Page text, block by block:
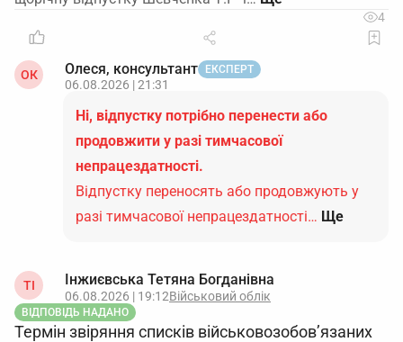
кабінеті страхувальника, опишіть, що в
переліку відображаються особи, які
фактично не перебувають у трудових
відносинах, і додайте копії наказів про
звільнення.
Якщо особа ніколи не була вашим
працівником.
Одразу подайте звернення до ПФУ з
відносин.
Ризики / нюанси
4
ОК Олеся, консультант ЕКСПЕРТ
06.08.2026 | 21:31
Ні, відпустку потрібно перенести або
продовжити у разі тимчасової
непрацездатності.
Відпустку переносять або продовжують у
разі тимчасової непрацездатності… Ще
ТІ Інжиєвська Тетяна Богданівна
06.08.2026 | 19:12Військовий облік
ВІДПОВІДЬ НАДАНО
Термін звіряння списків військовозобов’язаних